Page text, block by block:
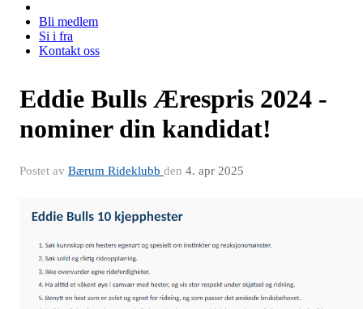
Bli medlem
Si i fra
Kontakt oss
Eddie Bulls Ærespris 2024 -
nominer din kandidat!
Postet av Bærum Rideklubb den 4. apr 2025